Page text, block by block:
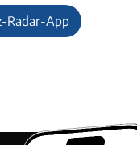
Radar-App